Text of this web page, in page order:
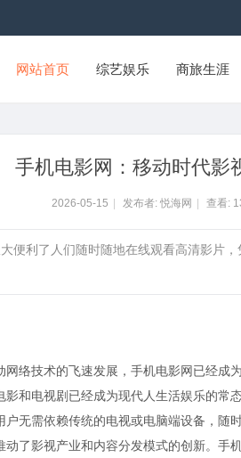
网站首页 综艺娱乐 商旅生涯
手机电影网：移动时代影
2026-05-15 发布者: 悦海网 查看:
便利了人们随时随地在线观看高清影片
网络技术的飞速发展，手机电影网已经
影和电视剧已经成为现代人生活娱乐的常
户无需依赖传统的电视或电脑端设备，随
动了影视产业和内容分发模式的创新。手